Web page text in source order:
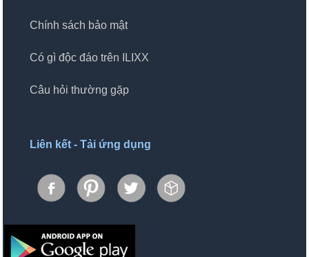
Chính sách bảo mật
Có gì độc đáo trên ILIXX
Câu hỏi thường gặp
Liên kết - Tải ứng dụng